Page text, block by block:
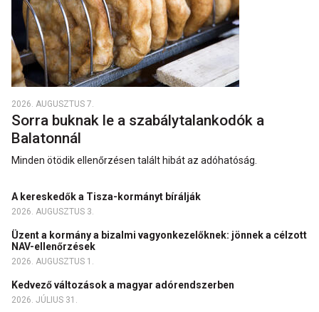
2026. AUGUSZTUS 7.
Sorra buknak le a szabálytalankodók a
Balatonnál
Minden ötödik ellenőrzésen talált hibát az adóhatóság.
A kereskedők a Tisza-kormányt bírálják
2026. AUGUSZTUS 3.
Üzent a kormány a bizalmi vagyonkezelőknek: jönnek a célzott
NAV-ellenőrzések
2026. AUGUSZTUS 1.
Kedvező változások a magyar adórendszerben
2026. JÚLIUS 31.